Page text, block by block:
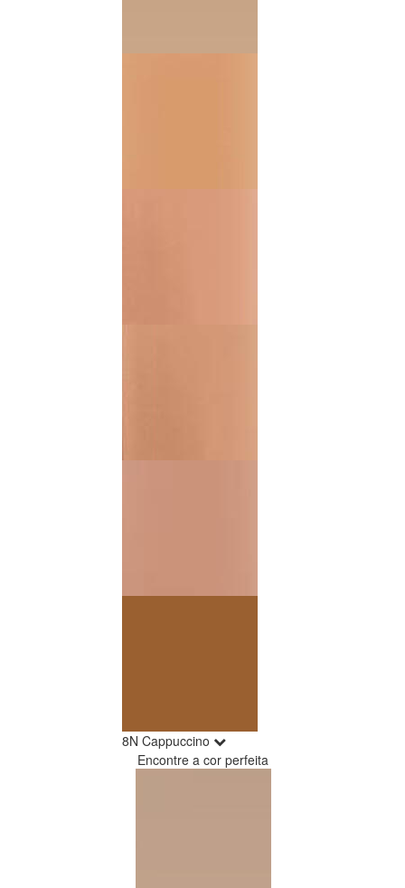
8N Cappuccino
Encontre a cor perfeita